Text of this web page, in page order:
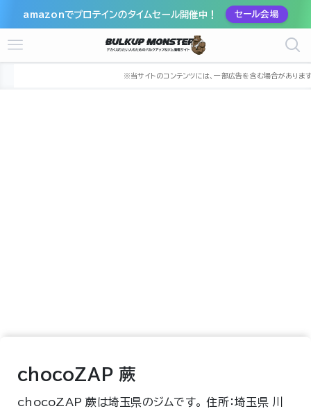
amazonでプロテインのタイムセール開催中！ セール会場
埼玉県 川口市
chocoZAP 蕨
chocoZAP 蕨は埼玉県のジムです。 住所：埼玉県 川